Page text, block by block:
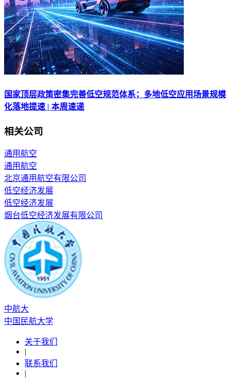
国家顶层政策密集完善低空规范体系；多地低空应用场景规模
化落地提速 | 本周速递
相关公司
通用航空
通用航空
北京通用航空有限公司
低空经济发展
低空经济发展
烟台低空经济发展有限公司
中航大
中国民航大学
关于我们
|
联系我们
|